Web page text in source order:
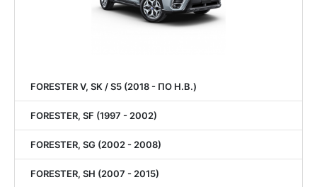
FORESTER V, SK / S5 (2018 - ПО Н.В.)
FORESTER, SF (1997 - 2002)
FORESTER, SG (2002 - 2008)
FORESTER, SH (2007 - 2015)